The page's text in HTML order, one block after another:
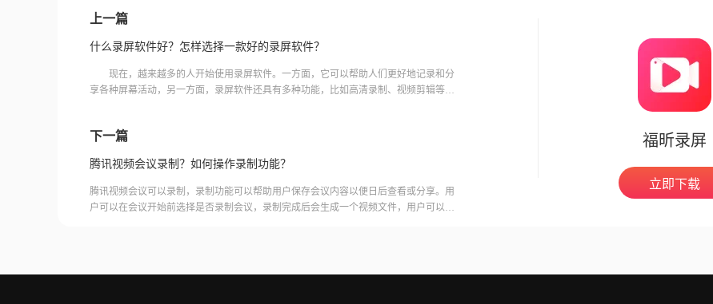
上一篇
什么录屏软件好？怎样选择一款好的录屏软件？
现在，越来越多的人开始使用录屏软件。一方面，它可以帮助人们更好地记录和分
享各种屏幕活动，另一方面，录屏软件还具有多种功能，比如高清录制、视频剪辑等，
下一篇
腾讯视频会议录制？如何操作录制功能？
腾讯视频会议可以录制，录制功能可以帮助用户保存会议内容以便日后查看或分享。用
户可以在会议开始前选择是否录制会议，录制完成后会生成一个视频文件，用户可以在
福昕录屏
立即下载